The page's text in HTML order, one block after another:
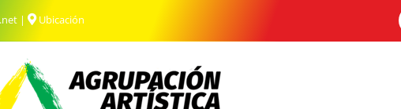
| Ubicación